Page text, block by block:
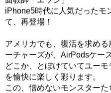
iPhone5時代に人気だったモ
て、再登場！
アメリカでも、復活を求め
ーチャーズが、AirPodsケー
どこか、とぼけていてユー
を愉快に楽しく彩ります。
この、憎めないモンスター